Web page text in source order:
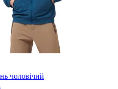
чоловічий